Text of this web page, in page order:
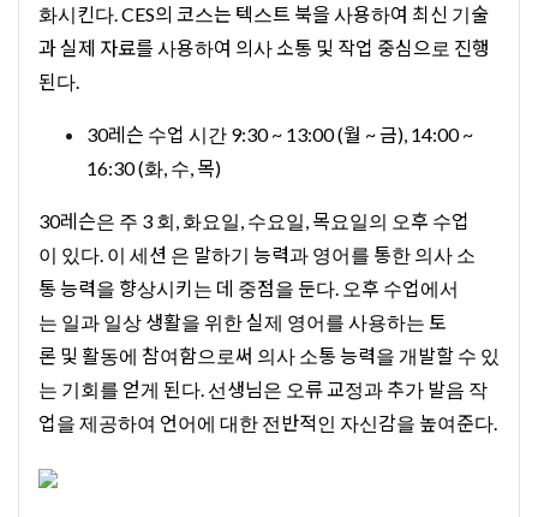
화시킨다. CES의 코스는 텍스트 북을 사용하여 최신 기술
과 실제 자료를 사용하여 의사 소통 및 작업 중심으로 진행
된다.
30레슨 수업 시간 9:30 ~ 13:00 (월 ~ 금), 14:00 ~
16:30 (화, 수, 목)
30레슨은 주 3 회, 화요일, 수요일, 목요일의 오후 수업
이 있다. 이 세션 은 말하기 능력과 영어를 통한 의사 소
통 능력을 향상시키는 데 중점을 둔다. 오후 수업에서
는 일과 일상 생활을 위한 실제 영어를 사용하는 토
론 및 활동에 참여함으로써 의사 소통 능력을 개발할 수 있
는 기회를 얻게 된다. 선생님은 오류 교정과 추가 발음 작
업을 제공하여 언어에 대한 전반적인 자신감을 높여준다.